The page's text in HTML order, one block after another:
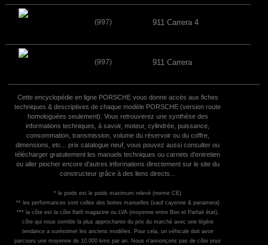
(997) 911 Carrera 4
(997) 911 Carrera
Cette encyclopédie en ligne PORSCHE vous donne accès aux fiches
techniques & descriptives de chaque modèle PORSCHE (version route
homologuées seulement). Vous retrouverez une synthèse des
informations techniques, à savoir, moteur, cylindrée, puissance,
consommation, transmission, volume du réservoir ou du coffre,
dimensions, etc... prix catalogue neuf, vous pouvez aussi consulter ou
télécharger gratuitement les manuels techniques ou carnets d'entretien
ou aller piocher encore d'autres informations directement sur le site du
constructeur grâce à des liens directs...
* le poids est le poids maximum relevé (norme CE)
** les performances sont celles des boites manuelles (sauf cayenne & panamera)
*** la côte est la côte flat6 magazine ou LVA (moyenne entre Bon et Parfait état),
côte qui nous semble la plus approchante du prix du marché avec une légère
tendance a suréstimer les anciens modèles. Pour cela, un véhicule doit avoir
parcouru une moyenne de 10.000 kms par an. Nous n'annonçons pas de côte pour